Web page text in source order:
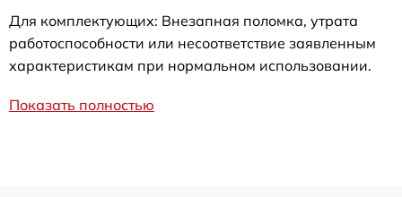
Для комплектующих: Внезапная поломка, утрата
работоспособности или несоответствие заявленным
характеристикам при нормальном использовании.
Показать полностью